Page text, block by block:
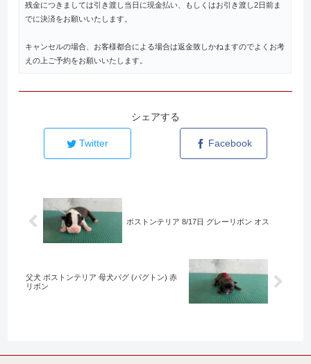
残金につきましては引き渡し当日に現金払い、もしくはお引き渡し2日前ま
でに決済をお願いいたします。
キャンセルの場合、お客様都合による場合は返金致しかねますのでよくお考
えの上ご予約をお願いいたします。
シェアする
Twitter Facebook
ボストンテリア 8/17日 グレーリボン オス
父犬 ボストンテリア 母犬パグ (パグトン) 赤
リボン